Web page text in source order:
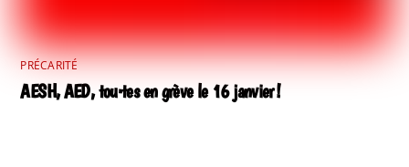
PRÉCARITÉ
AESH, AED, tou·tes en grève le 16 janvier !